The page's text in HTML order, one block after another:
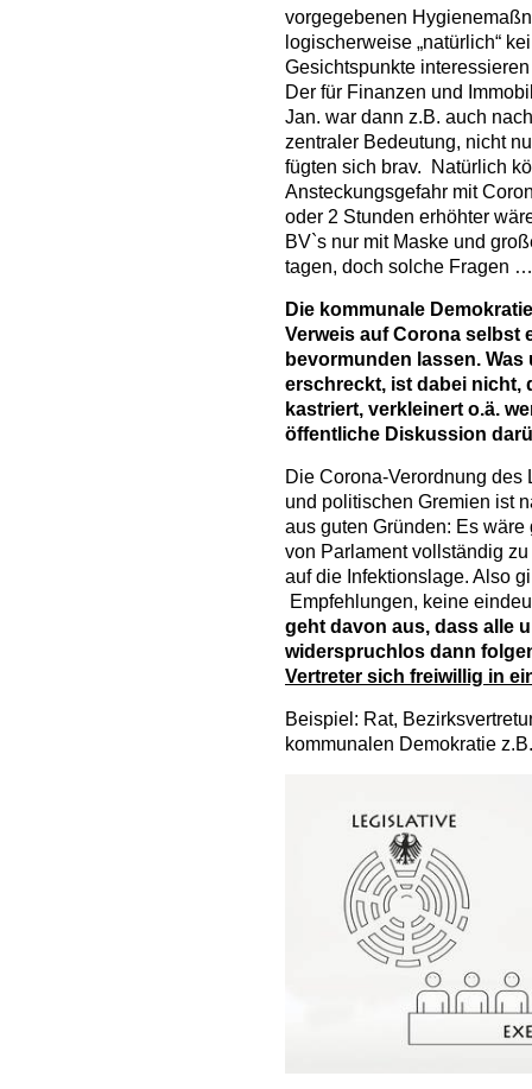
vorgegebenen
logischerweise „natürlich“
Gesichtspunkte
Der für Finanzen und
Jan. war dann z.B. auch
zentraler Bedeutung, nicht
fügten sich brav. Natürlich
Ansteckungsgefahr mit
oder 2 Stunden erhöhter
BV`s nur mit Maske und
tagen, doch solche
Die kommunale
Verweis auf Corona selbst
bevormunden lassen. Was
erschreckt, ist dabei nicht,
kastriert, verkleinert o.ä.
öffentliche Diskussion
Die Corona-Verordnung
und politischen Gremien ist
aus guten Gründen: Es
von Parlament vollständig
auf die Infektionslage. Also
Empfehlungen, keine
geht davon aus, dass alle
widerspruchlos dann
Vertreter sich freiwillig in
Beispiel: Rat,
kommunalen Demokratie